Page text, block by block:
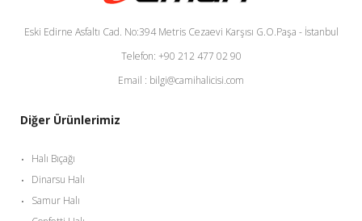
Eski Edirne Asfaltı Cad. No:394 Metris Cezaevi Karşısı G.O.Paşa - İstanbul
Telefon: +90 212 477 02 90
Email : bilgi@camihalicisi.com
Diğer Ürünlerimiz
Halı Bıçağı
Dinarsu Halı
Samur Halı